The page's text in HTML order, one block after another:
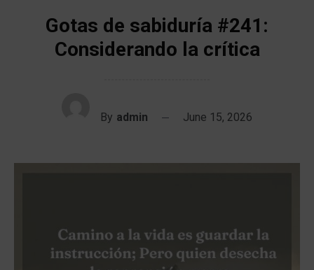
Gotas de sabiduría #241:
Considerando la crítica
By admin June 15, 2026